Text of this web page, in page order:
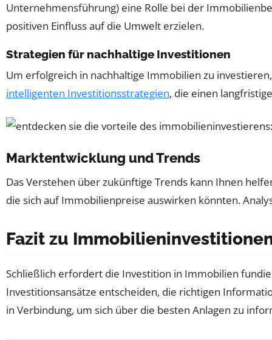
Unternehmensführung) eine Rolle bei der
positiven Einfluss auf die Umwelt erzielen.
Strategien für nachhaltige Investitionen
Um erfolgreich in nachhaltige Immobilien zu
intelligenten Investitionsstrategien, die einen
Marktentwicklung und Trends
Das Verstehen über zukünftige Trends kann Ihnen
die sich auf Immobilienpreise auswirken könnten.
Fazit zu
Schließlich erfordert die Investition in Immobilien
Investitionsansätze entscheiden, die richtigen
in Verbindung, um sich über die besten Anlagen zu